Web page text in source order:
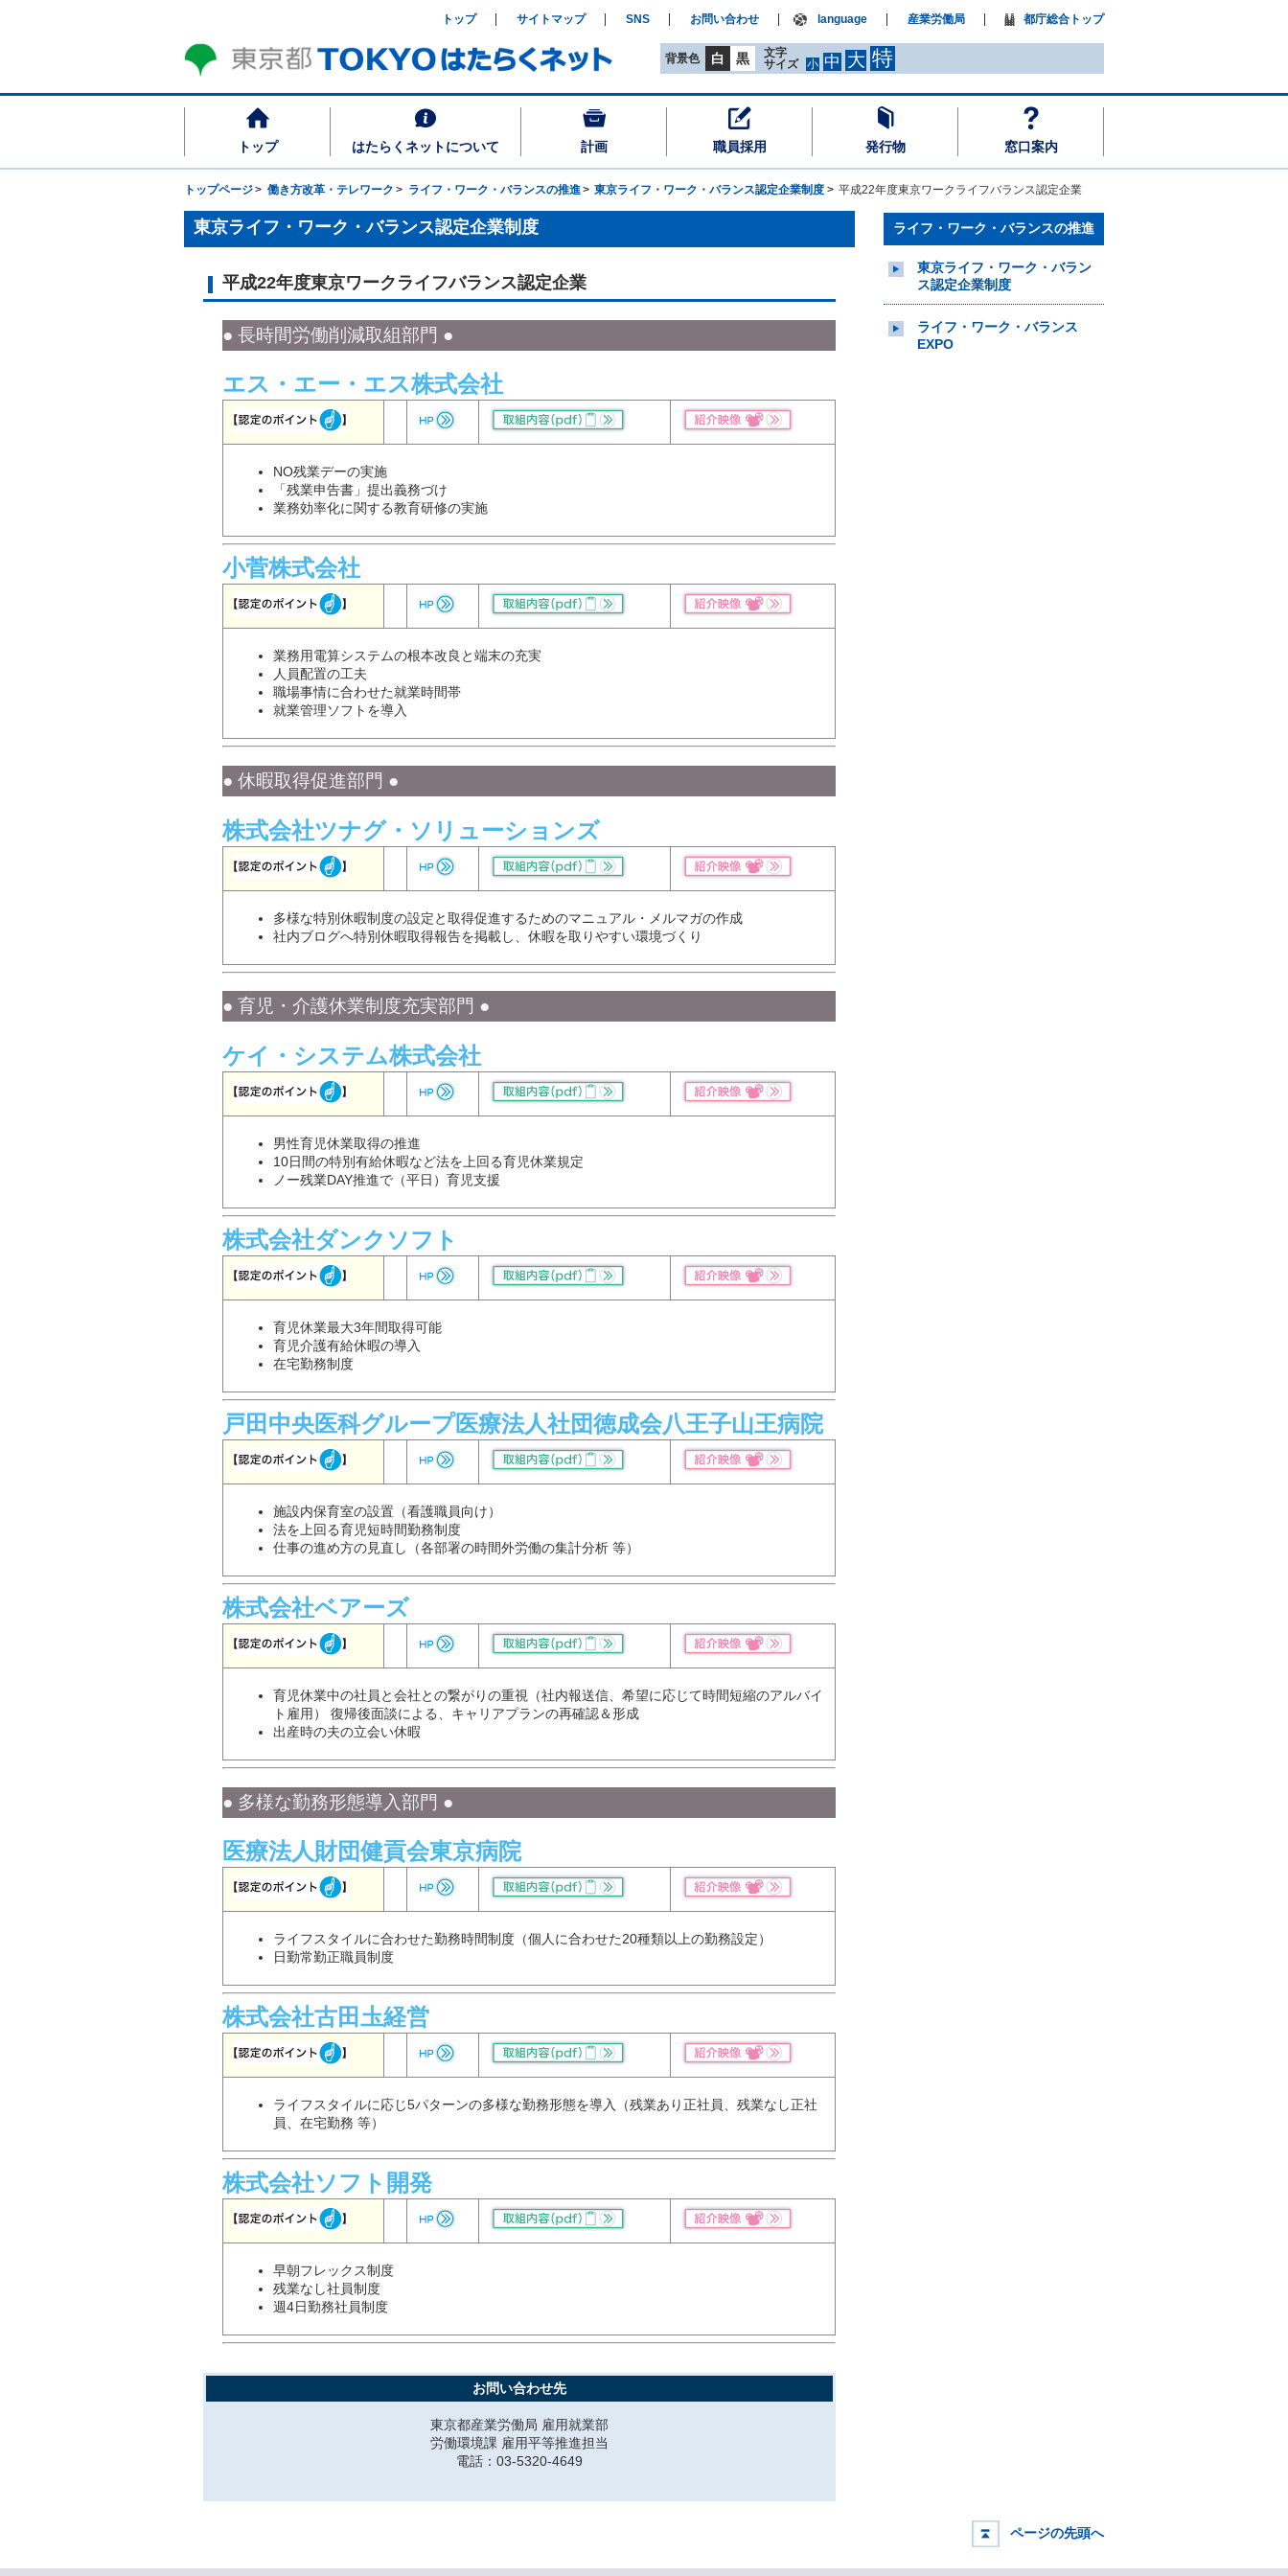
トップ はたらくネットについて 計画 職員採用 発行物 窓口案内
背景色 白 黒
文字
サイズ
小 中 大 特
トップ サイトマップ SNS お問い合わせ language 産業労働局 都庁総合トップ
トップページ 働き方改革・テレワーク ライフ・ワーク・バランスの推進 東京ライフ・ワーク・バランス認定企業制度 平成22年度東京ワークライフバランス認定企業
東京ライフ・ワーク・バランス認定企業制度
平成22年度東京ワークライフバランス認定企業
● 長時間労働削減取組部門 ●
エス・エー・エス株式会社
NO残業デーの実施
「残業申告書」提出義務づけ
業務効率化に関する教育研修の実施
小菅株式会社
業務用電算システムの根本改良と端末の充実
人員配置の工夫
職場事情に合わせた就業時間帯
就業管理ソフトを導入
● 休暇取得促進部門 ●
株式会社ツナグ・ソリューションズ
多様な特別休暇制度の設定と取得促進するためのマニュアル・メルマガの作成
社内ブログへ特別休暇取得報告を掲載し、休暇を取りやすい環境づくり
● 育児・介護休業制度充実部門 ●
ケイ・システム株式会社
男性育児休業取得の推進
10日間の特別有給休暇など法を上回る育児休業規定
ノー残業DAY推進で（平日）育児支援
株式会社ダンクソフト
育児休業最大3年間取得可能
育児介護有給休暇の導入
在宅勤務制度
戸田中央医科グループ医療法人社団徳成会八王子山王病院
施設内保育室の設置（看護職員向け）
法を上回る育児短時間勤務制度
仕事の進め方の見直し（各部署の時間外労働の集計分析 等）
株式会社ベアーズ
育児休業中の社員と会社との繋がりの重視（社内報送信、希望に応じて時間短縮のアルバイ
ト雇用） 復帰後面談による、キャリアプランの再確認＆形成
出産時の夫の立会い休暇
● 多様な勤務形態導入部門 ●
医療法人財団健貢会東京病院
ライフスタイルに合わせた勤務時間制度（個人に合わせた20種類以上の勤務設定）
日勤常勤正職員制度
株式会社古田圡経営
ライフスタイルに応じ5パターンの多様な勤務形態を導入（残業あり正社員、残業なし正社
員、在宅勤務 等）
株式会社ソフト開発
早朝フレックス制度
残業なし社員制度
週4日勤務社員制度
お問い合わせ先
東京都産業労働局 雇用就業部
労働環境課 雇用平等推進担当
電話：03-5320-4649
ライフ・ワーク・バランスの推進
東京ライフ・ワーク・バラン
ス認定企業制度
ライフ・ワーク・バランス
EXPO
ページの先頭へ